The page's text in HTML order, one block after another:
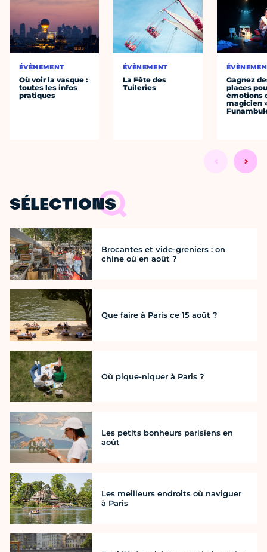
ÉVÈNEMENT
Où voir la vasque :
toutes les infos
pratiques
ÉVÈNEMENT
La Fête des
Tuileries
Gagnez
places
émotions
magicien
SÉLECTIONS
Brocantes et vide-greniers : on
chine où en août ?
Que faire à Paris ce 15 août ?
Où pique-niquer à Paris ?
Les petits bonheurs parisiens en
août
Les meilleurs endroits où naviguer
à Paris